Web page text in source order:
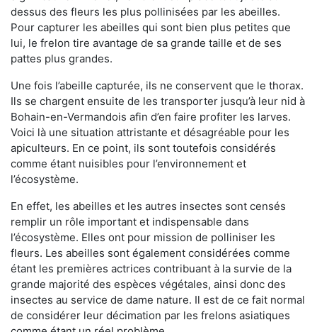
dessus des fleurs les plus pollinisées par les abeilles.
Pour capturer les abeilles qui sont bien plus petites que
lui, le frelon tire avantage de sa grande taille et de ses
pattes plus grandes.
Une fois l’abeille capturée, ils ne conservent que le thorax.
Ils se chargent ensuite de les transporter jusqu’à leur nid à
Bohain-en-Vermandois afin d’en faire profiter les larves.
Voici là une situation attristante et désagréable pour les
apiculteurs. En ce point, ils sont toutefois considérés
comme étant nuisibles pour l’environnement et
l’écosystème.
En effet, les abeilles et les autres insectes sont censés
remplir un rôle important et indispensable dans
l’écosystème. Elles ont pour mission de polliniser les
fleurs. Les abeilles sont également considérées comme
étant les premières actrices contribuant à la survie de la
grande majorité des espèces végétales, ainsi donc des
insectes au service de dame nature. Il est de ce fait normal
de considérer leur décimation par les frelons asiatiques